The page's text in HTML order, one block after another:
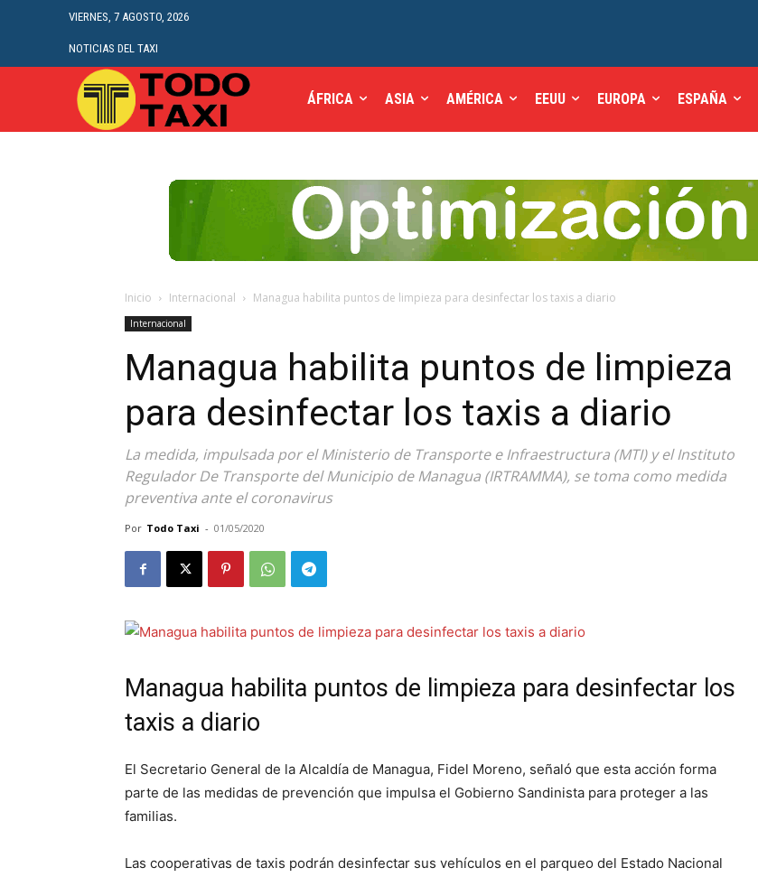
VIERNES, 7 AGOSTO, 2026
NOTICIAS DEL TAXI
ÁFRICA ASIA AMÉRICA EEUU EUROPA ESPAÑA
Inicio Internacional Managua habilita puntos de limpieza para desinfectar los taxis a diario
Internacional
Managua habilita puntos de limpieza
para desinfectar los taxis a diario
La medida, impulsada por el Ministerio de Transporte e Infraestructura (MTI) y el Instituto
Regulador De Transporte del Municipio de Managua (IRTRAMMA), se toma como medida
preventiva ante el coronavirus
Por Todo Taxi - 01/05/2020
Managua habilita puntos de limpieza para desinfectar los
taxis a diario
El Secretario General de la Alcaldía de Managua, Fidel Moreno, señaló que esta acción forma
parte de las medidas de prevención que impulsa el Gobierno Sandinista para proteger a las
familias.
Las cooperativas de taxis podrán desinfectar sus vehículos en el parqueo del Estado Nacional